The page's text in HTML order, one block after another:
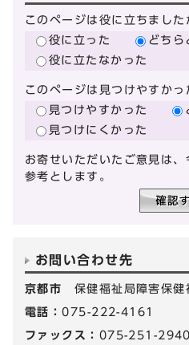
このページは役に立ちました
役に立った
どちら
役に立たなかった
このページは見つけやすかっ
見つけやすかった
見つけにくかった
お寄せいただいたご意見は
参考とします。
お問い合わせ先
京都市 保健福祉局障害保健
電話：075-222-4161
ファックス： 075-251-2940